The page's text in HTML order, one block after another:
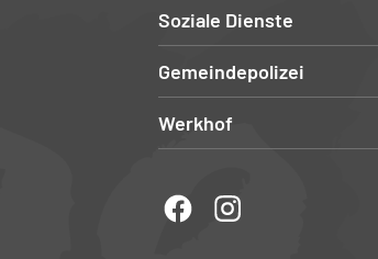
Soziale Dienste
Gemeindepolizei
Werkhof